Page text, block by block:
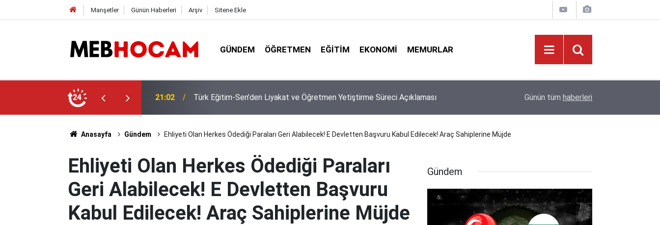
Manşetler Günün Haberleri Arşiv Sitene Ekle
GÜNDEM ÖĞRETMEN EĞITIM EKONOMI MEMURLAR
24
Yetiştirme Süreci Açıklaması 21:01 2026-2027 Ücretli Öğretmenlik Başvuruları Başladı! İşte Başvuru Şartları MEB'den Yeni Ücretli Öğretmen Açıklaması
Günün tüm haberleri
Anasayfa Gündem Ehliyeti Olan Herkes Ödediği Paraları Geri Alabilecek! E Devletten Başvuru Kabul Edilecek! Araç Sahiplerine Müjde
Ehliyeti Olan Herkes Ödediği Paraları
Geri Alabilecek! E Devletten Başvuru
Kabul Edilecek! Araç Sahiplerine Müjde
Gündem